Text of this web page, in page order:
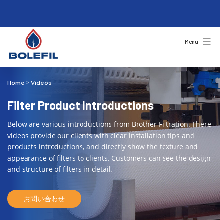
Menu
Home >Videos
Filter Product Introductions
Below are various introductions from Brother Filtration. There
videos provide our clients with clear installation tips and
products introductions, and directly show the texture and
appearance of filters to clients. Customers can see the design
and structure of filters in detail.
お問い合わせ